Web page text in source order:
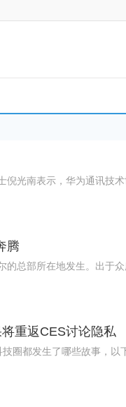
光南表示，华为通讯技
腾
总部所在地发生。出于
重返CES讨论隐私
圈都发生了哪些故事，以